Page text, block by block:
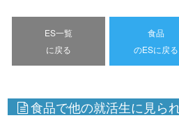
ES一覧
に戻る
食品
のESに戻る
食品で他の就活生に見ら